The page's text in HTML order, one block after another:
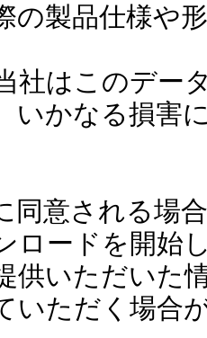
の製品仕様や
はこのデー
いかなる損害
同意される場
ロードを開始
供いただいた
いただく場合